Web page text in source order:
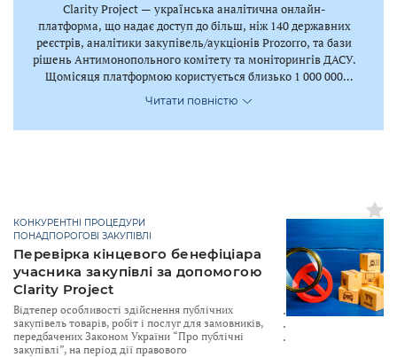
Clarity Project — українська аналітична онлайн-
платформа, що надає доступ до більш, ніж 140 державних
реєстрів, аналітики закупівель/аукціонів Prozorro, та бази
рішень Антимонопольного комітету та моніторингів ДАСУ.
Щомісяця платформою користується близько 1 000 000
користувачів, а база даних налічує близько 37 000 000
досьє.
Читати повністю
Перевірка кінцевого бенефіціара
учасника закупівлі за допомогою
Clarity Project
КОНКУРЕНТНІ ПРОЦЕДУРИ
ПОНАДПОРОГОВІ ЗАКУПІВЛІ
Відтепер особливості здійснення публічних
закупівель товарів, робіт і послуг для замовників,
передбачених Законом України “Про публічні
закупівлі”, на період дії правового